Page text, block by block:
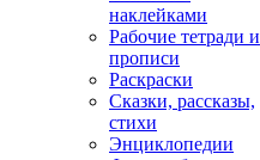
наклейками
Рабочие тетради и
прописи
Раскраски
Сказки, рассказы,
стихи
Энциклопедии